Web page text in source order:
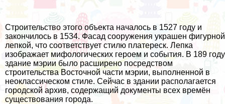
Строительство этого объекта началось в 1527 году и
закончилось в 1534. Фасад сооружения украшен фигурной
лепкой, что соответствует стилю платереск. Лепка
изображает мифологических героем и события. В 189 году
здание мэрии было расширено посредством
строительства Восточной части мэрии, выполненной в
неоклассическом стиле. Сейчас в здании располагается
городской архив, содержащий документы всех времён
существования города.